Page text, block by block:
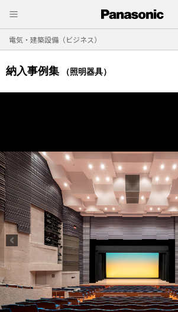
電気・建築設備（ビジネス）
納入事例集 （照明器具）